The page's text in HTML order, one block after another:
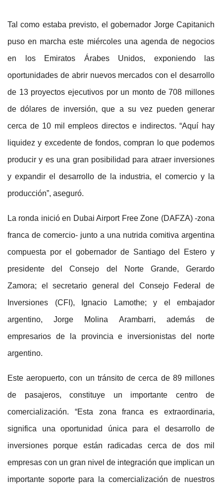
Tal como estaba previsto, el gobernador Jorge Capitanich
puso en marcha este miércoles una agenda de negocios
en los Emiratos Árabes Unidos, exponiendo las
oportunidades de abrir nuevos mercados con el desarrollo
de 13 proyectos ejecutivos por un monto de 708 millones
de dólares de inversión, que a su vez pueden generar
cerca de 10 mil empleos directos e indirectos. “Aquí hay
liquidez y excedente de fondos, compran lo que podemos
producir y es una gran posibilidad para atraer inversiones
y expandir el desarrollo de la industria, el comercio y la
producción”, aseguró.
La ronda inició en Dubai Airport Free Zone (DAFZA) -zona
franca de comercio- junto a una nutrida comitiva argentina
compuesta por el gobernador de Santiago del Estero y
presidente del Consejo del Norte Grande, Gerardo
Zamora; el secretario general del Consejo Federal de
Inversiones (CFI), Ignacio Lamothe; y el embajador
argentino, Jorge Molina Arambarri, además de
empresarios de la provincia e inversionistas del norte
argentino.
Este aeropuerto, con un tránsito de cerca de 89 millones
de pasajeros, constituye un importante centro de
comercialización. “Esta zona franca es extraordinaria,
significa una oportunidad única para el desarrollo de
inversiones porque están radicadas cerca de dos mil
empresas con un gran nivel de integración que implican un
importante soporte para la comercialización de nuestros